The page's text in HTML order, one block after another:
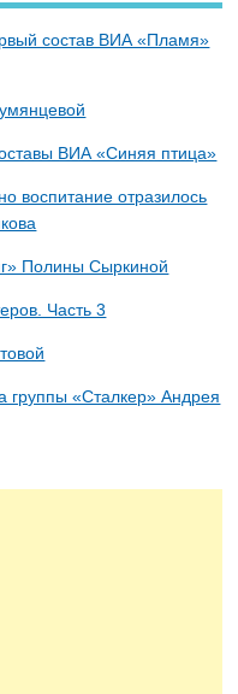
состав ВИА «Пламя»
ВИА «Синяя птица»
воспитание отразилось
Полины Сыркиной
Часть 3
группы «Сталкер» Андрея